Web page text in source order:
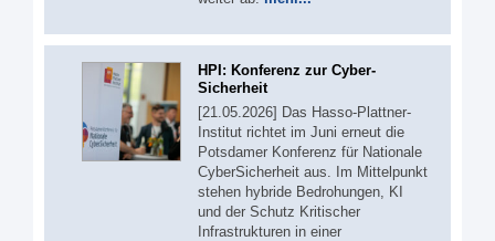
HPI: Konferenz zur Cyber-
Sicherheit
[21.05.2026] Das Hasso-Plattner-
Institut richtet im Juni erneut die
Potsdamer Konferenz für Nationale
CyberSicherheit aus. Im Mittelpunkt
stehen hybride Bedrohungen, KI
und der Schutz Kritischer
Infrastrukturen in einer